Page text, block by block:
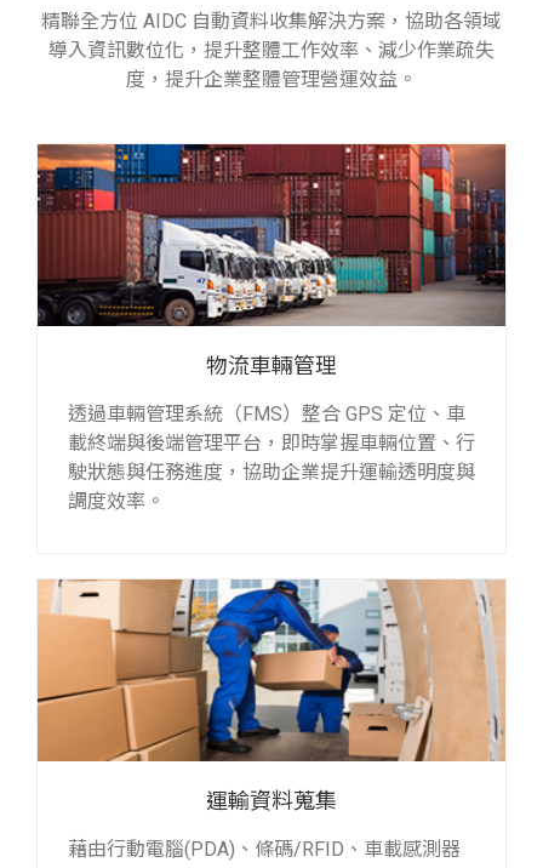
精聯全方位 AIDC 自動資料收集解決方案，協助各領域
導入資訊數位化，提升整體工作效率、減少作業疏失
度，提升企業整體管理營運效益。
物流車輛管理
透過車輛管理系統（FMS）整合 GPS 定位、車
載終端與後端管理平台，即時掌握車輛位置、行
駛狀態與任務進度，協助企業提升運輸透明度與
調度效率。
運輸資料蒐集
藉由行動電腦(PDA)、條碼/RFID、車載感測器